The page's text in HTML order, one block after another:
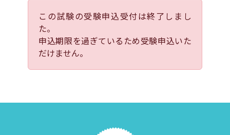
この試験の受験申込受付は終了しまし
た。
申込期限を過ぎているため受験申込いた
だけません。